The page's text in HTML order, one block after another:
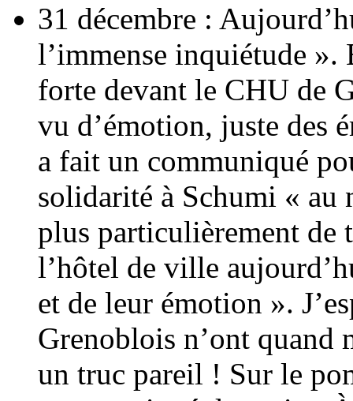
31 décembre :
l’immense inquiétude ».
forte devant le CHU de
vu d’émotion, juste des
a fait un communiqué
solidarité à Schumi « au
plus particulièrement de
l’hôtel de ville
et de leur émotion ».
Grenoblois n’ont quand
un truc pareil ! Sur le